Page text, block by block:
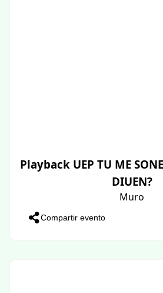
Playback UEP TU ME
DIUEN?
Muro
Compartir evento